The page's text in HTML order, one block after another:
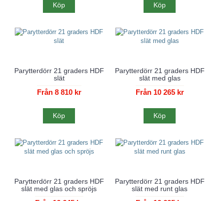
Köp Köp
Parytterdörr 21 graders HDF
slät
Från 8 810 kr
Köp
Parytterdörr 21 graders HDF
slät med glas
Från 10 265 kr
Köp
Parytterdörr 21 graders HDF
slät med glas och spröjs
Parytterdörr 21 graders HDF
slät med runt glas